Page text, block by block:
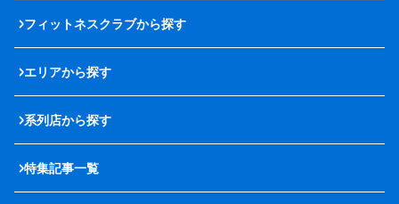
フィットネスクラブから探す
エリアから探す
系列店から探す
特集記事一覧